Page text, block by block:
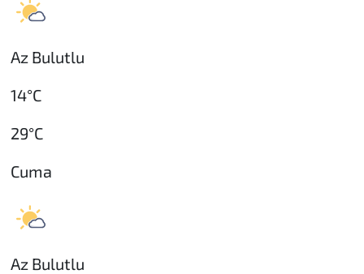
Az Bulutlu
14°C
29°C
Cuma
Az Bulutlu